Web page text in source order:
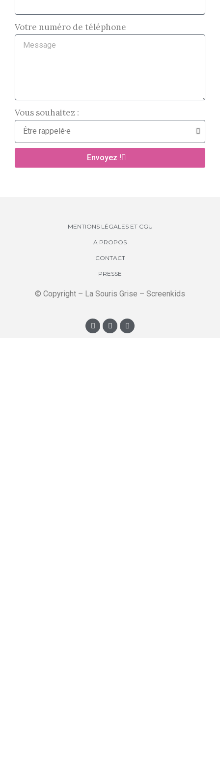
Votre numéro de téléphone
Vous souhaitez :
Envoyez !
MENTIONS LÉGALES ET CGU
A PROPOS
CONTACT
PRESSE
© Copyright – La Souris Grise – Screenkids